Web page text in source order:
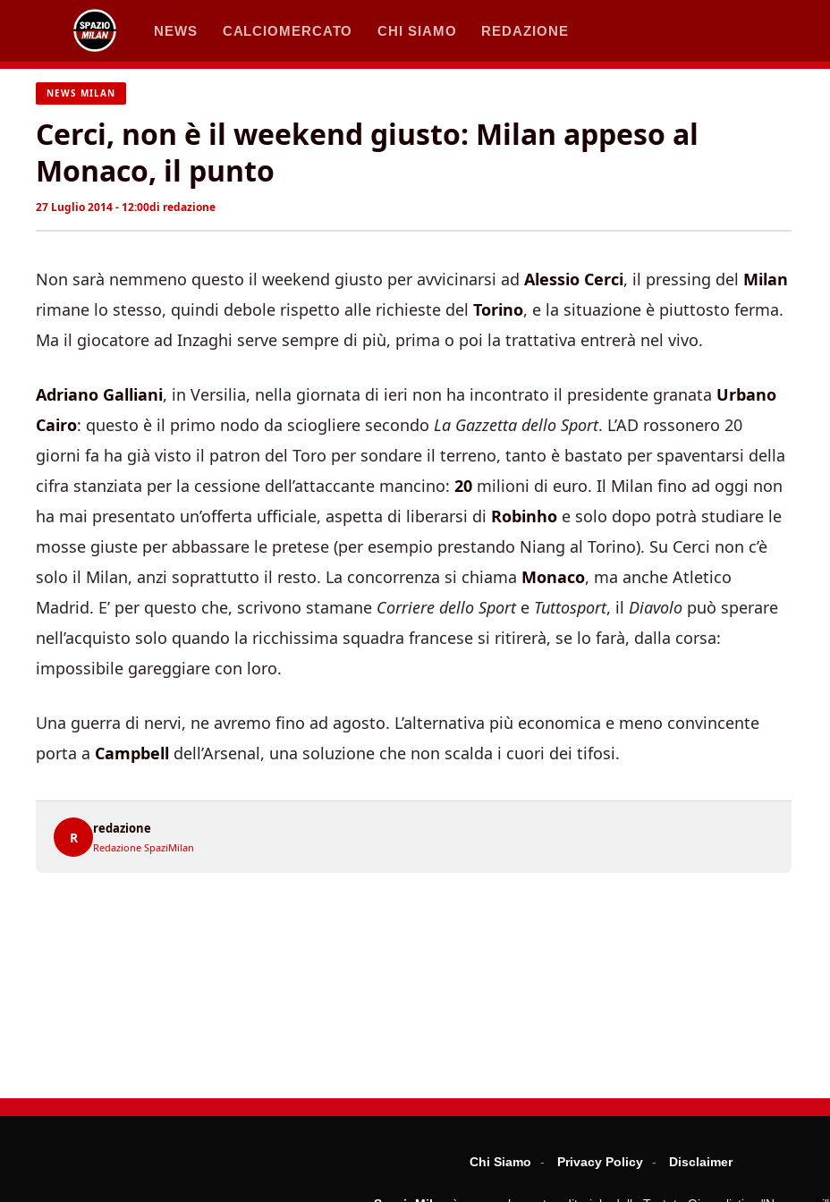
contenuto
NEWS CALCIOMERCATO CHI SIAMO REDAZIONE
NEWS MILAN
Cerci, non è il weekend giusto: Milan appeso al
Monaco, il punto
27 Luglio 2014 - 12:00di redazione
Non sarà nemmeno questo il weekend giusto per avvicinarsi ad Alessio Cerci, il pressing del Milan
rimane lo stesso, quindi debole rispetto alle richieste del Torino, e la situazione è piuttosto ferma.
Ma il giocatore ad Inzaghi serve sempre di più, prima o poi la trattativa entrerà nel vivo.
Adriano Galliani, in Versilia, nella giornata di ieri non ha incontrato il presidente granata Urbano
Cairo: questo è il primo nodo da sciogliere secondo La Gazzetta dello Sport. L’AD rossonero 20
giorni fa ha già visto il patron del Toro per sondare il terreno, tanto è bastato per spaventarsi della
cifra stanziata per la cessione dell’attaccante mancino: 20 milioni di euro. Il Milan fino ad oggi non
ha mai presentato un’offerta ufficiale, aspetta di liberarsi di Robinho e solo dopo potrà studiare le
mosse giuste per abbassare le pretese (per esempio prestando Niang al Torino). Su Cerci non c’è
solo il Milan, anzi soprattutto il resto. La concorrenza si chiama Monaco, ma anche Atletico
Madrid. E’ per questo che, scrivono stamane Corriere dello Sporte Tuttosport, il Diavolo può sperare
nell’acquisto solo quando la ricchissima squadra francese si ritirerà, se lo farà, dalla corsa:
impossibile gareggiare con loro.
Una guerra di nervi, ne avremo fino ad agosto. L’alternativa più economica e meno convincente
porta a Campbell dell’Arsenal, una soluzione che non scalda i cuori dei tifosi.
R
redazione
Redazione SpaziMilan
Chi Siamo Privacy Policy Disclaimer